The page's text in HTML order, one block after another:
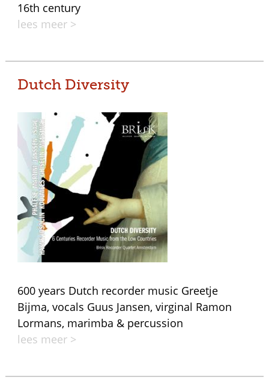
16th century
lees meer >
Dutch Diversity
600 years Dutch recorder music Greetje
Bijma, vocals Guus Jansen, virginal Ramon
Lormans, marimba & percussion
lees meer >